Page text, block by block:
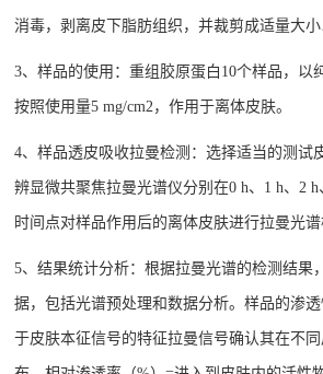
消毒，剥离皮下脂肪组织，并裁剪成适量大小
3、样品的使用：重组胶原蛋白10个样品，以
按照使用量5 mg/cm2，作用于离体皮肤。
4、样品透皮吸收拉曼检测：选择适当的测试
辨显微共聚焦拉曼光谱仪分别在0 h、1 h、2 h
时间点对样品作用后的离体皮肤进行拉曼光谱
5、结果统计分析：根据拉曼光谱的检测结果
据，包括光谱预处理和数据分析。样品的渗
于皮肤本征信号的特征拉曼信号确认其在不